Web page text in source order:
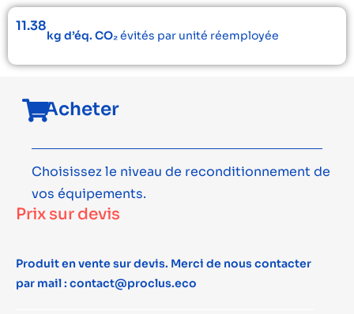
11.38
kg d’éq. CO₂évités par unité réemployée
Acheter
Choisissez le niveau de reconditionnement de
vos équipements.
Prix sur devis
Produit en vente sur devis. Merci de nous contacter
par mail : contact@proclus.eco